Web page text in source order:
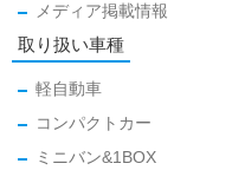
メディア掲載情報
取り扱い車種
軽自動車
コンパクトカー
ミニバン&1BOX